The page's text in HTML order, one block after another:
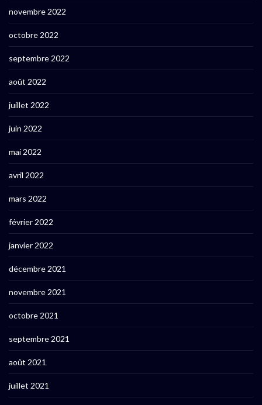
novembre 2022
octobre 2022
septembre 2022
août 2022
juillet 2022
juin 2022
mai 2022
avril 2022
mars 2022
février 2022
janvier 2022
décembre 2021
novembre 2021
octobre 2021
septembre 2021
août 2021
juillet 2021